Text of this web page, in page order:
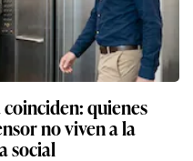
quienes
no viven a la
social